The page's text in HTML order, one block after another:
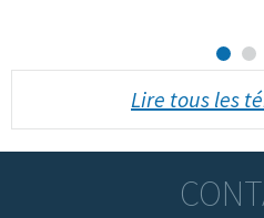
Lire tous les